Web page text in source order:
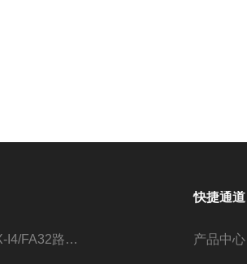
iDS-7732NX-I4/FA32路监控硬盘录像机
快捷通道
产品中心